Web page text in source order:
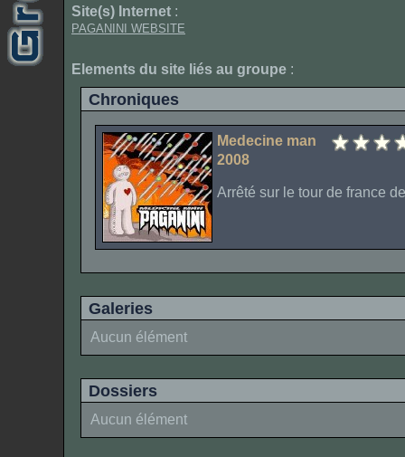
Site(s) Internet :
PAGANINI WEBSITE
Elements du site liés au groupe :
Chroniques
Medecine man
2008
Arrêté sur le tour de france
Galeries
Aucun élément
Dossiers
Aucun élément